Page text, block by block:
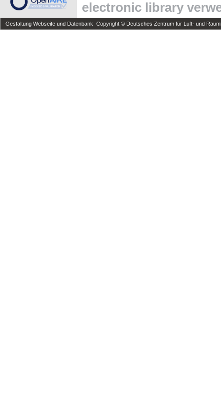
electronic library
Gestaltung Webseite und Datenbank: Copyright © Deutsches Zentrum für Luft- und